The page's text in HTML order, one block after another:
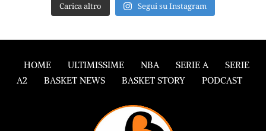
Carica altro Segui su Instagram
HOME ULTIMISSIME NBA SERIE A
SERIE
A2
BASKET NEWS BASKET STORY PODCAST